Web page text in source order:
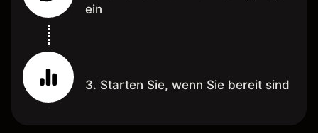
ein
3. Starten Sie, wenn Sie bereit sind